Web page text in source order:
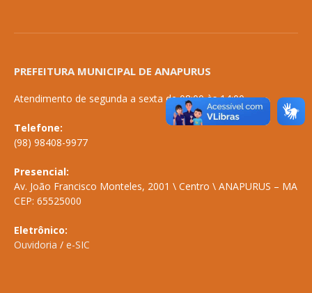
PREFEITURA MUNICIPAL DE ANAPURUS
Atendimento de segunda a sexta de 08:00 às 14:00
Telefone:
(98) 98408-9977
Presencial:
Av. João Francisco Monteles, 2001 \ Centro \ ANAPURUS – MA
CEP: 65525000
Eletrônico:
Ouvidoria / e-SIC